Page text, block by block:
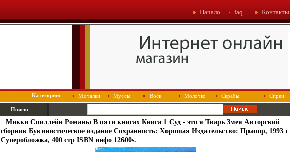
Начало faq Контакты
Категории: Мочалки Муссы Воск Молочко Скрабы Спреи
Поиск:
Микки Спиллейн Романы В пяти книгах Книга 1 Суд - это я Тварь Змея Авторский
сборник Букинистическое издание Сохранность: Хорошая Издательство: Прапор, 1993 г
Суперобложка, 400 стр ISBN инфо 12600s.